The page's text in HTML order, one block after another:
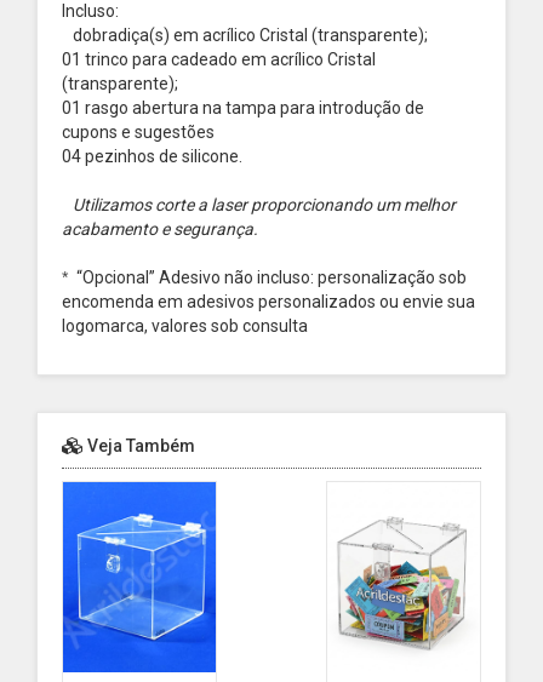
Incluso:
dobradiça(s) em acrílico Cristal (transparente);
01 trinco para cadeado em acrílico Cristal
(transparente);
01 rasgo abertura na tampa para introdução de
cupons e sugestões
04 pezinhos de silicone.
Utilizamos corte a laser proporcionando um melhor
acabamento e segurança.
* “Opcional” Adesivo não incluso: personalização sob
encomenda em adesivos personalizados ou envie sua
logomarca, valores sob consulta
Veja Também